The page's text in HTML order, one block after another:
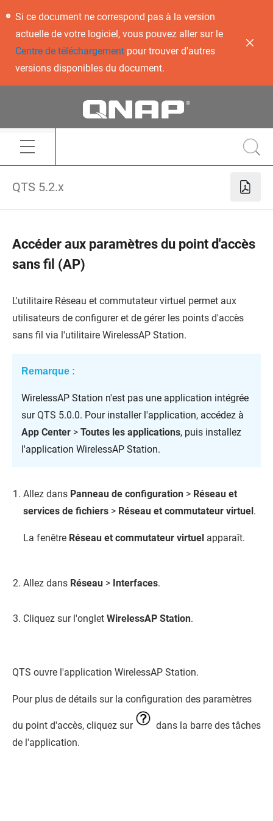
Si ce document ne correspond pas à la version
actuelle de votre logiciel, vous pouvez aller sur le
Centre de téléchargementpour trouver d'autres
versions disponibles du document.
QTS 5.2.x
Accéder aux paramètres du point d'accès
sans fil (AP)
L'utilitaire Réseau et commutateur virtuel permet aux
utilisateurs de configurer et de gérer les points d'accès
sans fil via l'utilitaire WirelessAP Station.
Remarque :
WirelessAP Station n'est pas une application intégrée
surQTS 5.0.0. Pour installer l'application, accédez à
App Center > Toutes les applications, puis installez
l'application WirelessAP Station.
Allez dans Panneau de configuration > Réseau et
services de fichiers > Réseau et commutateur virtuel.
La fenêtre Réseau et commutateur virtuel apparaît.
Allez dans Réseau > Interfaces.
Cliquez sur l'onglet WirelessAP Station.
QTS ouvre l'application WirelessAP Station.
Pour plus de détails sur la configuration des paramètres
du point d'accès, cliquez sur
dans la barre des tâches
de l'application.